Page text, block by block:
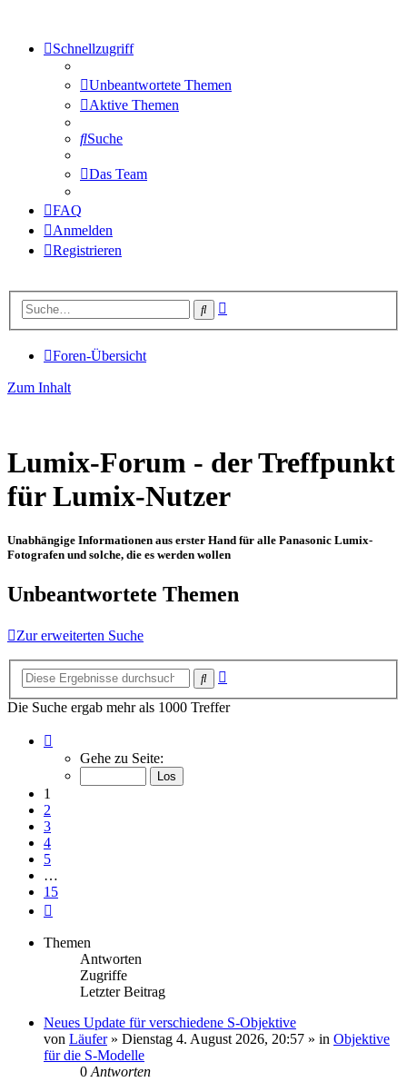
Schnellzugriff
Unbeantwortete Themen
Aktive Themen
Suche
Das Team
FAQ
Anmelden
Registrieren
Suche
Foren-Übersicht
Zum Inhalt
Lumix-Forum - der Treffpunkt
für Lumix-Nutzer
Unabhängige Informationen aus erster Hand für alle Panasonic Lumix-
Fotografen und solche, die es werden wollen
Unbeantwortete Themen
Zur erweiterten Suche
Suche
Die Suche ergab mehr als 1000 Treffer
von
Gehe zu Seite:
1
2
3
4
5
…
15
Themen
Antworten
Zugriffe
Letzter Beitrag
Neues Update für verschiedene S-Objektive
von Läufer» Dienstag 4. August 2026, 20:57 » in Objektive
für die S-Modelle
0 Antworten